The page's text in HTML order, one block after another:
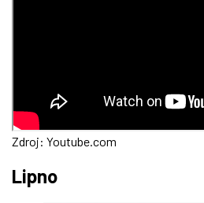
Zdroj: Youtube.com
Lipno